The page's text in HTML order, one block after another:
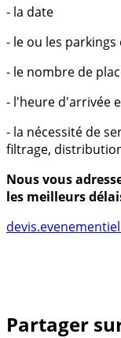
- la date
- le ou les parkings
- le nombre de
- l'heure d'arrivée
- la nécessité de
filtrage,
Nous vous
les meilleurs
Partager